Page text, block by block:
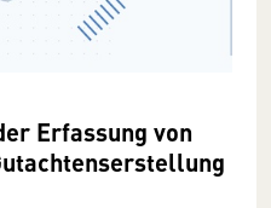
Erfassung von